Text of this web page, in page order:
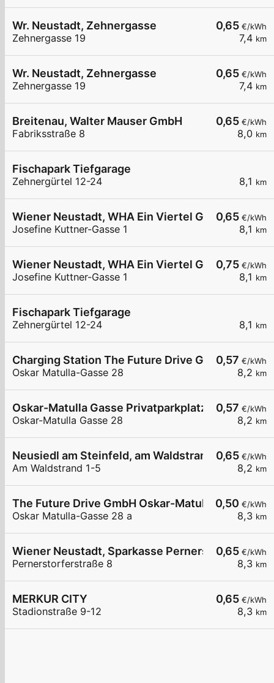
0,65 €/kWh
7,4 km
Wr. Neustadt, Zehnergasse
Zehnergasse 19
0,65 €/kWh
7,4 km
Wr. Neustadt, Zehnergasse
Zehnergasse 19
0,65 €/kWh
8,0 km
Breitenau, Walter Mauser GmbH
Fabriksstraße 8
8,1 km
Fischapark Tiefgarage
Zehnergürtel 12-24
0,65 €/kWh
8,1 km
Wiener Neustadt, WHA Ein Viertel Grün
Josefine Kuttner-Gasse 1
0,75 €/kWh
8,1 km
Wiener Neustadt, WHA Ein Viertel Grün
Josefine Kuttner-Gasse 1
8,1 km
Fischapark Tiefgarage
Zehnergürtel 12-24
0,57 €/kWh
8,2 km
Charging Station The Future Drive GmbH AT
Oskar Matulla-Gasse 28
0,57 €/kWh
8,2 km
Oskar-Matulla Gasse Privatparkplatz
Oskar-Matulla Gasse 28
0,65 €/kWh
8,2 km
Neusiedl am Steinfeld, am Waldstrand
Am Waldstrand 1-5
0,50 €/kWh
8,3 km
The Future Drive GmbH Oskar-Matulla Gasse
Oskar Matulla-Gasse 28 a
0,65 €/kWh
8,3 km
Wiener Neustadt, Sparkasse Pernerstorferstraße
Pernerstorferstraße 8
0,65 €/kWh
8,3 km
MERKUR CITY
Stadionstraße 9-12